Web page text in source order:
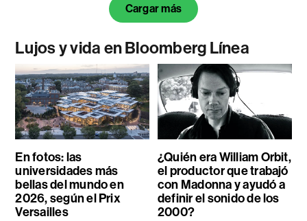
Cargar más
Lujos y vida en Bloomberg Línea
En fotos: las
universidades más
bellas del mundo en
2026, según el Prix
Versailles
¿Quién era William Orbit,
el productor que trabajó
con Madonna y ayudó a
definir el sonido de los
2000?